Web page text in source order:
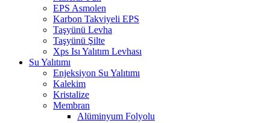
EPS Asmolen
Karbon Takviyeli EPS
Taşyünü Levha
Taşyünü Şilte
Xps Isı Yalıtım Levhası
Su Yalıtımı
Enjeksiyon Su Yalıtımı
Kalekim
Kristalize
Membran
Alüminyum Folyolu